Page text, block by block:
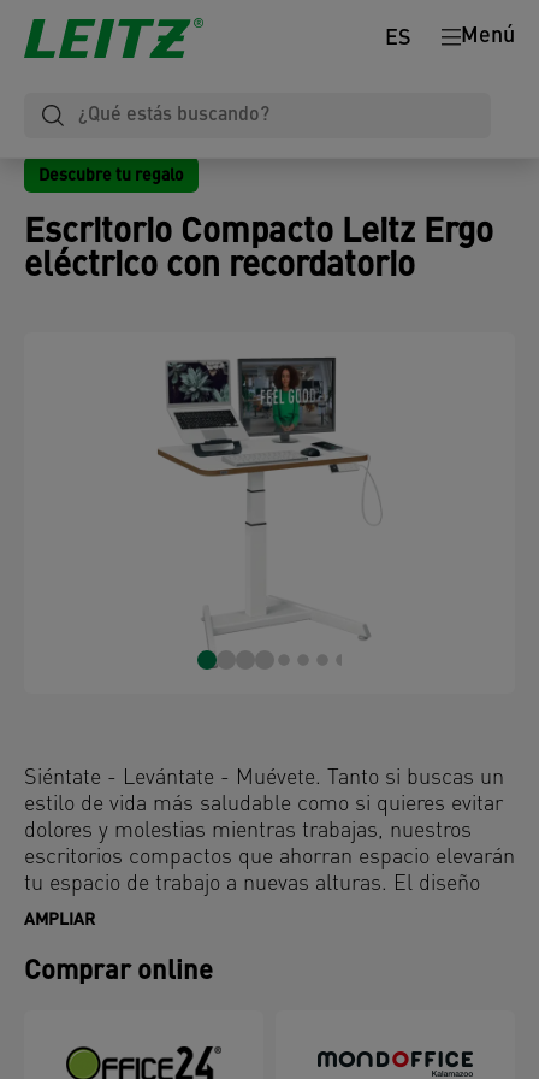
Menú
ES
Descubre tu regalo
Escritorio Compacto Leitz Ergo
eléctrico con recordatorio
Siéntate - Levántate - Muévete. Tanto si buscas un
estilo de vida más saludable como si quieres evitar
dolores y molestias mientras trabajas, nuestros
escritorios compactos que ahorran espacio elevarán
tu espacio de trabajo a nuevas alturas. El diseño
compacto del escritorio de 80 x 60 cm es ideal para
el espacio es limitado. Perfecto como pequeño
escritorio de oficina en casa o para zonas de "hot
portátil, un teclado y otros accesorios, como
reposamuñecas y alfombrillas de ratón. Combínalo
AMPLIAR
Comprar online